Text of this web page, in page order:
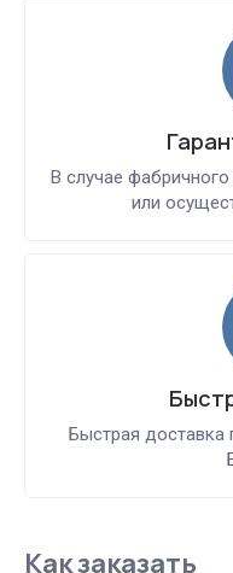
В случае
или
Быстрая доставка
Как заказать